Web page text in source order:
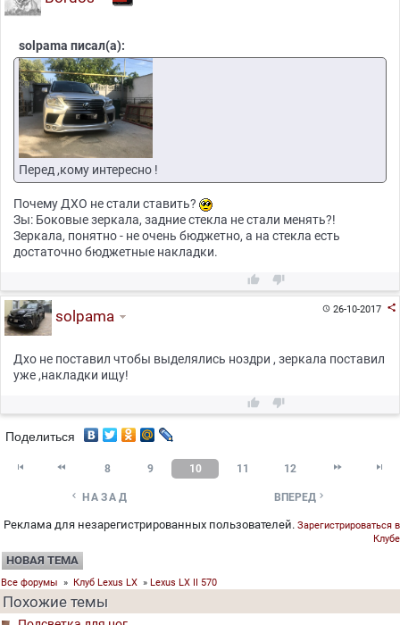
solpama писал(а):
Перед ,кому интересно !
Почему ДХО не стали ставить?
Зы: Боковые зеркала, задние стекла не стали менять?!
Зеркала, понятно - не очень бюджетно, а на стекла есть
достаточно бюджетные накладки.
 
26-10-2017 
solpama
Дхо не поставил чтобы выделялись ноздри , зеркала поставил
уже ,накладки ищу!
 
Поделиться
  8 9 10 11 12  
 НАЗАД ВПЕРЕД 
Реклама для незарегистрированных пользователей. Зарегистрироваться в
Клубе
НОВАЯ ТЕМА
Все форумы » Клуб Lexus LX » Lexus LX II 570
Похожие темы